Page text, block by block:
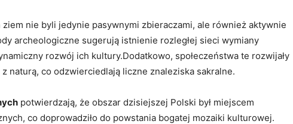
nie byli jedynie pasywnymi zbieraczami, ale również aktywnie
archeologiczne sugerują istnienie rozległej sieci wymiany
rozwój ich kultury.Dodatkowo, społeczeństwa te rozwijały
naturą, co odzwierciedlają liczne znaleziska sakralne.
potwierdzają, że obszar dzisiejszej Polski był miejscem
co doprowadziło do powstania bogatej mozaiki kulturowej.